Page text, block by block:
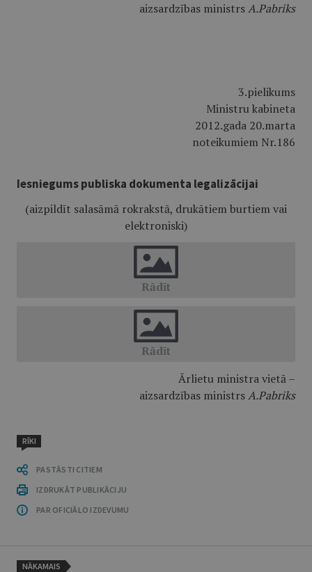
aizsardzības ministrsA.Pabriks
3.pielikums
Ministru kabineta
2012.gada 20.marta
noteikumiem Nr.186
Iesniegums publiska dokumenta legalizācijai
(aizpildīt salasāmā rokrakstā, drukātiem burtiem vai
elektroniski)
Ārlietu ministra vietā –
aizsardzības ministrsA.Pabriks
RĪKI
PASTĀSTI CITIEM
IZDRUKĀT PUBLIKĀCIJU
PAR OFICIĀLO IZDEVUMU
NĀKAMAIS